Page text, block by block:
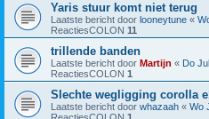
Yaris stuur komt niet terug
Laatste bericht door looneytune «
ReactiesCOLON 11
trillende banden
Laatste bericht door Martijn « Do
ReactiesCOLON 1
Slechte wegligging corolla
Laatste bericht door whazaah « Wo